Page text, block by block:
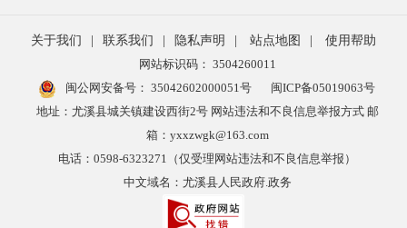
关于我们 联系我们 隐私声明 站点地图
使用帮助
网站标识码： 3504260011
闽公网安备号： 35042602000051号
闽ICP备05019063号
地址：尤溪县城关镇建设西街2号 网站违法和不良信息举报方式 邮
箱：yxxzwgk@163.com
电话：0598-6323271（仅受理网站违法和不良信息举报）
中文域名：尤溪县人民政府.政务